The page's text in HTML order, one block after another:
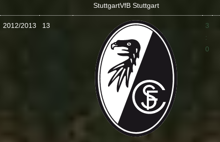
StuttgartVfB Stuttgart
2012/2013 13
3
:
0